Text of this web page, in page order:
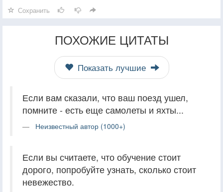
Сохранить
ПОХОЖИЕ ЦИТАТЫ
Показать лучшие
Если вам сказали, что ваш поезд ушел,
помните - есть еще самолеты и яхты...
Неизвестный автор (1000+)
Если вы считаете, что обучение стоит
дорого, попробуйте узнать, сколько стоит
невежество.